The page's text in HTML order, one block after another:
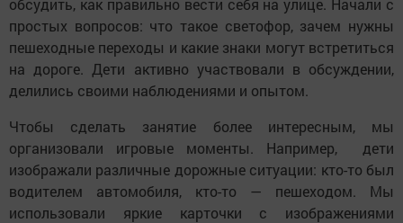
обсудить, как правильно вести себя на улице. Начали с
простых вопросов: что такое светофор, зачем нужны
пешеходные переходы и какие знаки могут встретиться
на дороге. Дети активно участвовали в обсуждении,
делились своими наблюдениями и опытом.
Чтобы сделать занятие более интересным, мы
организовали игровые моменты. Например, дети
изображали различные дорожные ситуации: кто-то был
водителем автомобиля, кто-то — пешеходом. Мы
использовали яркие карточки с изображениями